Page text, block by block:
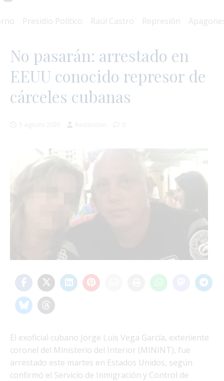
Presidio Político Raúl Castro Represión Apagones
No pasarán: arrestado en
EEUU conocido represor de
cárceles cubanas
El exoficial cubano Jorge Luis Vega García, exteniente
coronel del Ministerio del Interior (MININT), fue
arrestado este martes en Estados Unidos, según
confirmó el Servicio de Inmigración y Control de